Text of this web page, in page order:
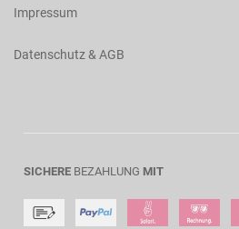
Impressum
Datenschutz & AGB
SICHERE BEZAHLUNG MIT